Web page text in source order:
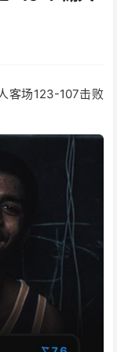
客场123-107击败